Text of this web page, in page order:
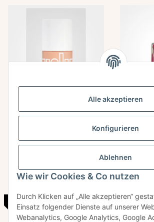
Alle akzeptieren
Konfigurieren
Ablehnen
Wie wir Cookies & Co nutzen
Durch Klicken auf „Alle akzeptieren“
Einsatz folgender Dienste auf unserer
Webanalytics, Google Analytics, Google
FNI - Nagellack von USLU
TOP